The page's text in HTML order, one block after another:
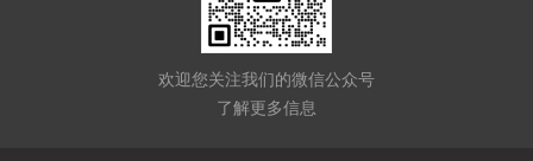
欢迎您关注我们的微信公众号
了解更多信息